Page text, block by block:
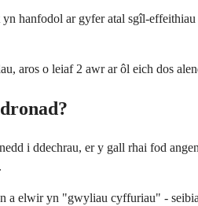
hanfodol ar gyfer atal sgîl-
aros o leiaf 2 awr ar ôl eich dos
i ddechrau, er y gall rhai fod
elwir yn "gwyliau cyffuriau" -